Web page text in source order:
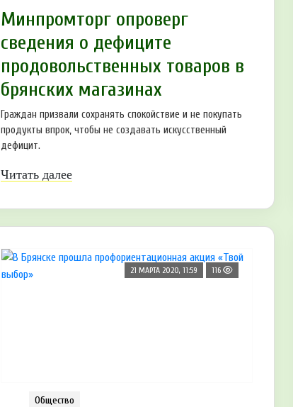
Минпромторг опроверг
сведения о дефиците
продовольственных товаров в
брянских магазинах
Граждан призвали сохранять спокойствие и не покупать
продукты впрок, чтобы не создавать искусственный
дефицит.
Читать далее
21 МАРТА 2020, 11:59 116
Общество